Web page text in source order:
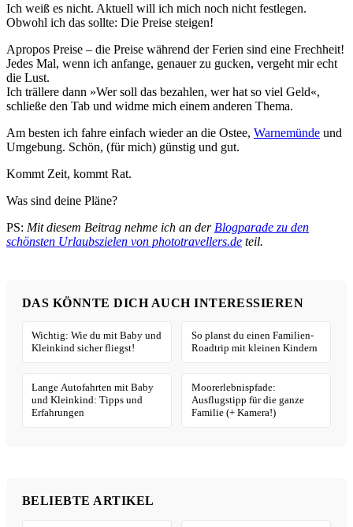
Ich weiß es nicht. Aktuell will ich mich noch nicht festlegen.
Obwohl ich das sollte: Die Preise steigen!
Apropos Preise – die Preise während der Ferien sind eine Frechheit!
Jedes Mal, wenn ich anfange, genauer zu gucken, vergeht mir echt
die Lust.
Ich trällere dann »Wer soll das bezahlen, wer hat so viel Geld«,
schließe den Tab und widme mich einem anderen Thema.
Am besten ich fahre einfach wieder an die Ostee, Warnemünde und
Umgebung. Schön, (für mich) günstig und gut.
Kommt Zeit, kommt Rat.
Was sind deine Pläne?
PS: Mit diesem Beitrag nehme ich an der Blogparade zu den
schönsten Urlaubszielen von phototravellers.de teil.
DAS KÖNNTE DICH AUCH INTERESSIEREN
Wichtig: Wie du mit Baby und
Kleinkind sicher fliegst!
So planst du einen Familien-
Roadtrip mit kleinen Kindern
Lange Autofahrten mit Baby
und Kleinkind: Tipps und
Erfahrungen
Moorerlebnispfade:
Ausflugstipp für die ganze
Familie (+ Kamera!)
BELIEBTE ARTIKEL